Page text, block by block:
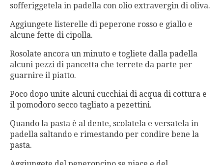
sofferiggetela in padella con olio extravergin di oliva.
Aggiungete listerelle di peperone rosso e giallo e
alcune fette di cipolla.
Rosolate ancora un minuto e togliete dalla padella
alcuni pezzi di pancetta che terrete da parte per
guarnire il piatto.
Poco dopo unite alcuni cucchiai di acqua di cottura e
il pomodoro secco tagliato a pezettini.
Quando la pasta è al dente, scolatela e versatela in
padella saltando e rimestando per condire bene la
pasta.